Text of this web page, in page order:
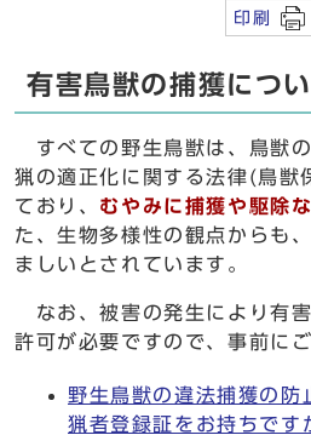
印刷
有害鳥獣の捕獲につ
すべての野生鳥獣は、鳥獣
猟の適正化に関する法律(鳥獣
ており、 むやみに捕獲や駆除
た、生物多様性の観点からも
ましいとされています。
なお、被害の発生により有
許可が必要ですので、事前に
野生鳥獣の違法捕獲の
猟者登録証をお持ちです